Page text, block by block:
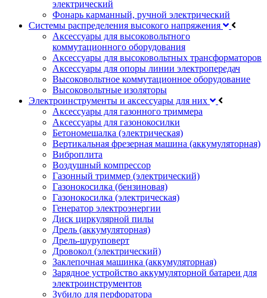
электрический
Фонарь карманный, ручной электрический
Системы распределения высокого напряжения
Аксессуары для высоковольтного
коммутационного оборудования
Аксессуары для высоковольтных трансформаторов
Аксессуары для опоры линии электропередач
Высоковольтное коммутационное оборудование
Высоковольтные изоляторы
Электроинструменты и аксессуары для них
Аксессуары для газонного триммера
Аксессуары для газонокосилки
Бетономешалка (электрическая)
Вертикальная фрезерная машина (аккумуляторная)
Виброплита
Воздушный компрессор
Газонный триммер (электрический)
Газонокосилка (бензиновая)
Газонокосилка (электрическая)
Генератор электроэнергии
Диск циркулярной пилы
Дрель (аккумуляторная)
Дрель-шуруповерт
Дровокол (электрический)
Заклепочная машинка (аккумуляторная)
Зарядное устройство аккумуляторной батареи для
электроинструментов
Зубило для перфоратора